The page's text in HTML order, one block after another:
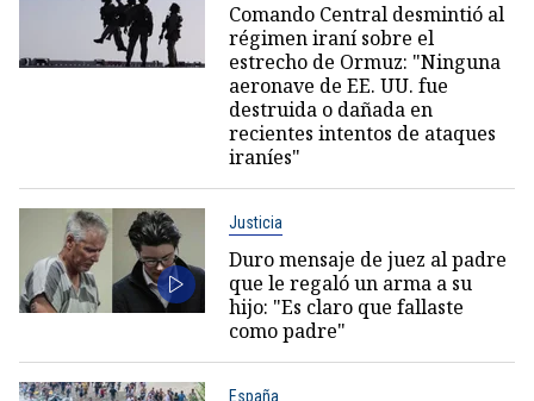
Comando Central desmintió al
régimen iraní sobre el
estrecho de Ormuz: "Ninguna
aeronave de EE. UU. fue
destruida o dañada en
recientes intentos de ataques
iraníes"
Justicia
Duro mensaje de juez al padre
que le regaló un arma a su
hijo: "Es claro que fallaste
como padre"
España